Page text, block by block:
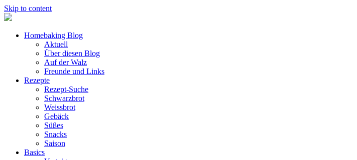
Skip to content
Homebaking Blog
Aktuell
Über diesen Blog
Auf der Walz
Freunde und Links
Rezepte
Rezept-Suche
Schwarzbrot
Weissbrot
Gebäck
Süßes
Snacks
Saison
Basics